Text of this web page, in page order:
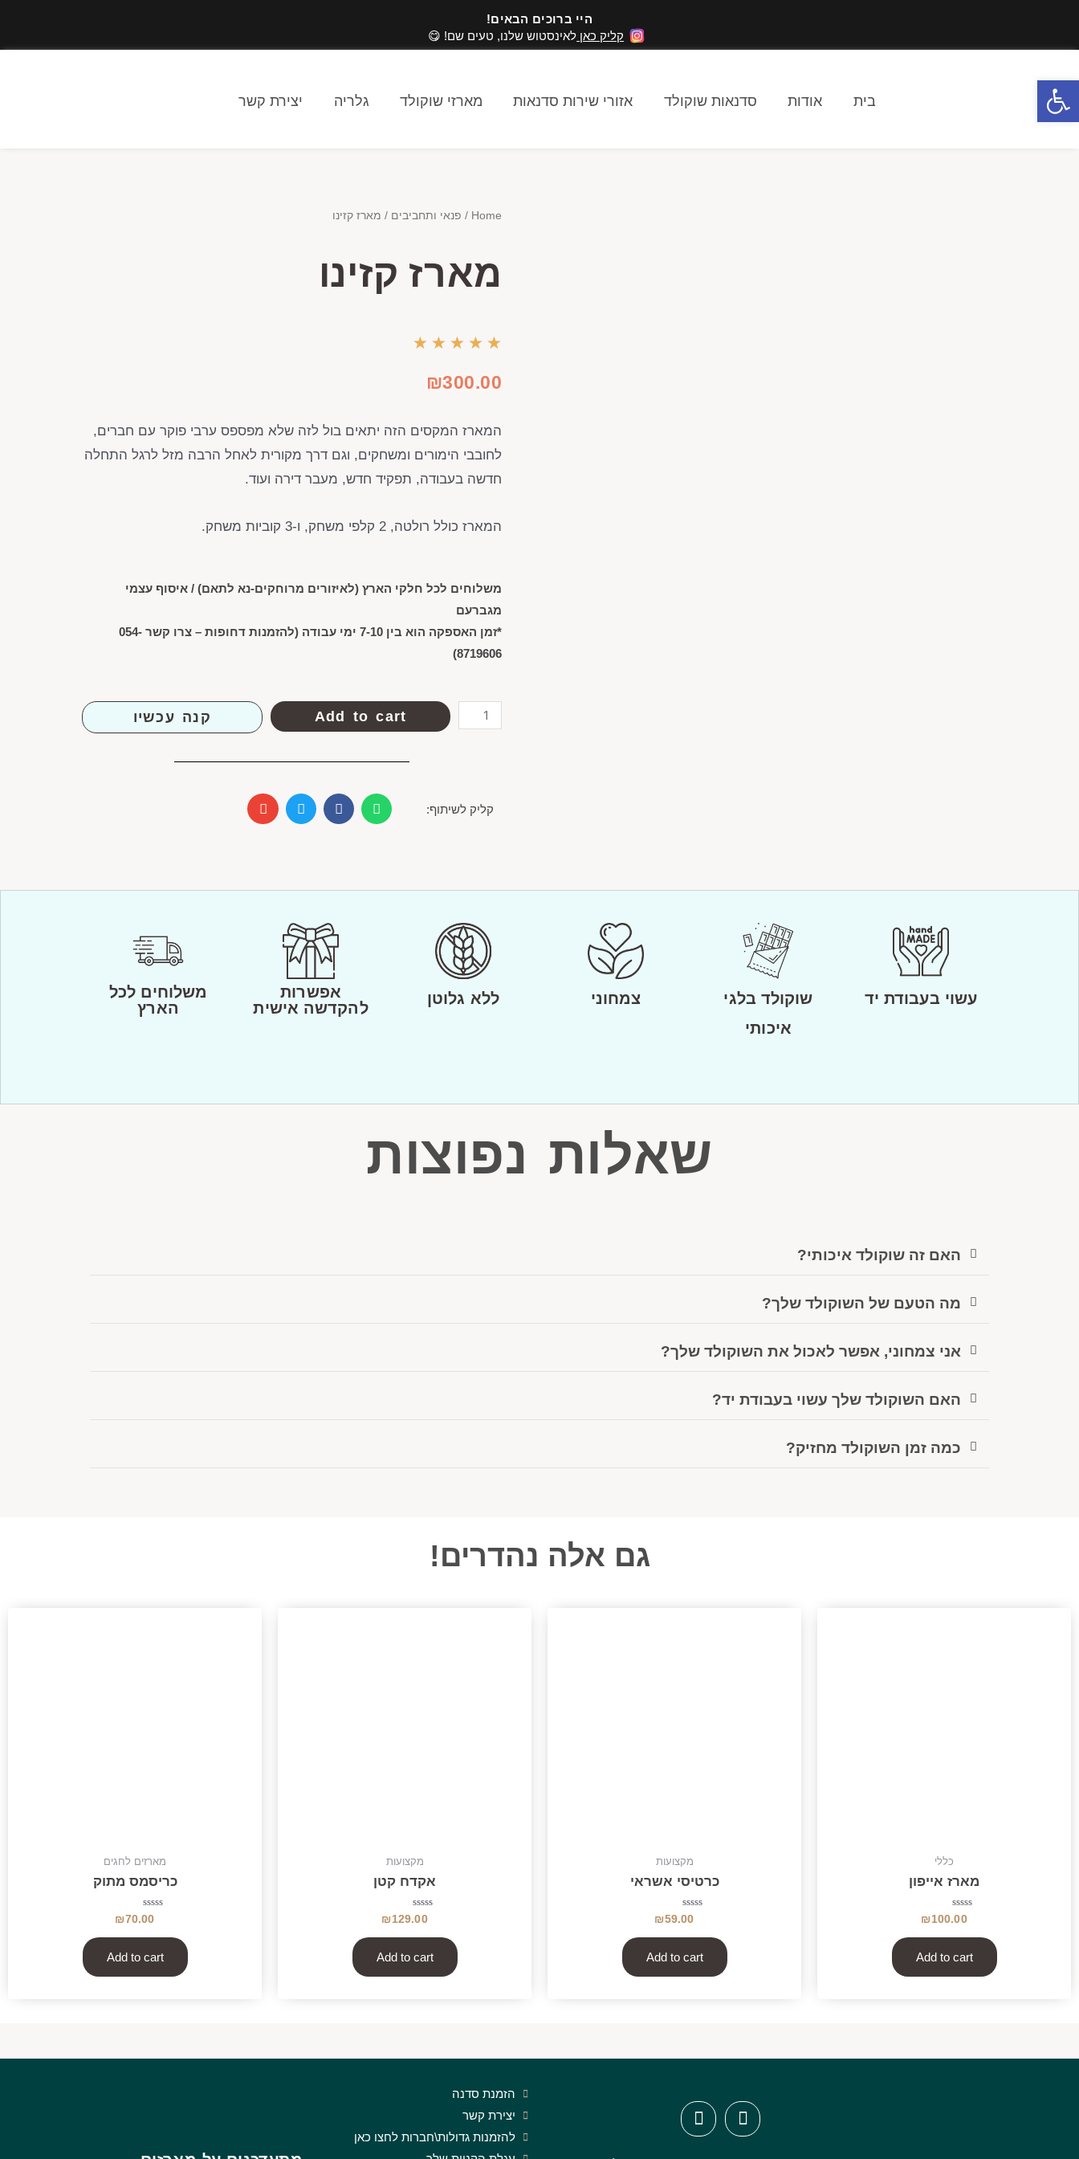
היי ברוכים הבאים!
קליק כאן לאינסטוש שלנו, טעים שם! 😋
בית אודות סדנאות שוקולד אזורי שירות סדנאות מארזי שוקולד גלריה יצירת קשר
Home
/ פנאי ותחביבים / מארז קזינו
מארז קזינו
★
★
★
★
★
₪300.00
המארז המקסים הזה יתאים בול לזה שלא מפספס ערבי פוקר עם חברים,
לחובבי הימורים ומשחקים, וגם דרך מקורית לאחל הרבה מזל לרגל התחלה
חדשה בעבודה, תפקיד חדש, מעבר דירה ועוד.
המארז כולל רולטה, 2 קלפי משחק, ו-3 קוביות משחק.
משלוחים לכל חלקי הארץ (לאיזורים מרוחקים-נא לתאם) / איסוף עצמי
מגברעם
*זמן האספקה הוא בין 7-10 ימי עבודה (להזמנות דחופות – צרו קשר 054-
8719606)
Add to cart קנה עכשיו
קליק לשיתוף:
עשוי בעבודת יד
שוקולד בלגי
איכותי
צמחוני ללא גלוטן
אפשרות
להקדשה אישית
משלוחים לכל
הארץ
שאלות נפוצות
האם זה שוקולד איכותי?
מה הטעם של השוקולד שלך?
אני צמחוני, אפשר לאכול את השוקולד שלך?
האם השוקולד שלך עשוי בעבודת יד?
כמה זמן השוקולד מחזיק?
גם אלה נהדרים!
כללי
מארז אייפון
Rated
out
5
₪ 100.00
Add to cart
מקצועות
כרטיסי אשראי
Rated
out
5
₪59.00
Add to cart
מקצועות
אקדח קטן
Rated
out
5
₪ 129.00
Add to cart
מארזים לחגים
כריסמס מתוק
Rated
out
5
₪70.00
Add to cart
הזמנת סדנה
יצירת קשר
להזמנות גדולות\חברות לחצו כאן
פתח סרגל נגישות